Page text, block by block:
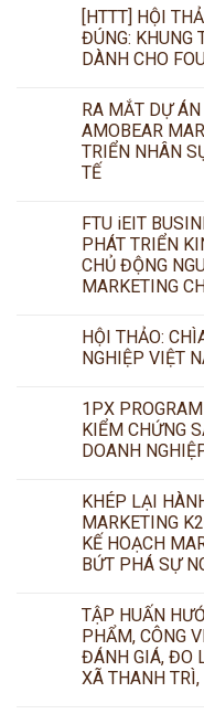
[HTTT] HỘI
ĐÚNG: KHUNG
DÀNH CHO
RA MẮT DỰ
AMOBEAR
TRIỂN NHÂN
TẾ
FTU iEIT
PHÁT TRIỂN
CHỦ ĐỘNG
MARKETING
HỘI THẢO:
NGHIỆP VIỆT
1PX
KIỂM CHỨNG
DOANH
KHÉP LẠI
MARKETING
KẾ HOẠCH
BỨT PHÁ SỰ
TẬP HUẤN
PHẨM, CÔNG
ĐÁNH GIÁ, ĐO
XÃ THANH